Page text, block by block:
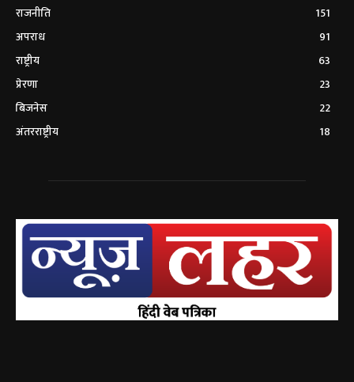
राजनीति
151
अपराध
91
राष्ट्रीय
63
प्रेरणा
23
बिजनेस
22
अंतरराष्ट्रीय
18